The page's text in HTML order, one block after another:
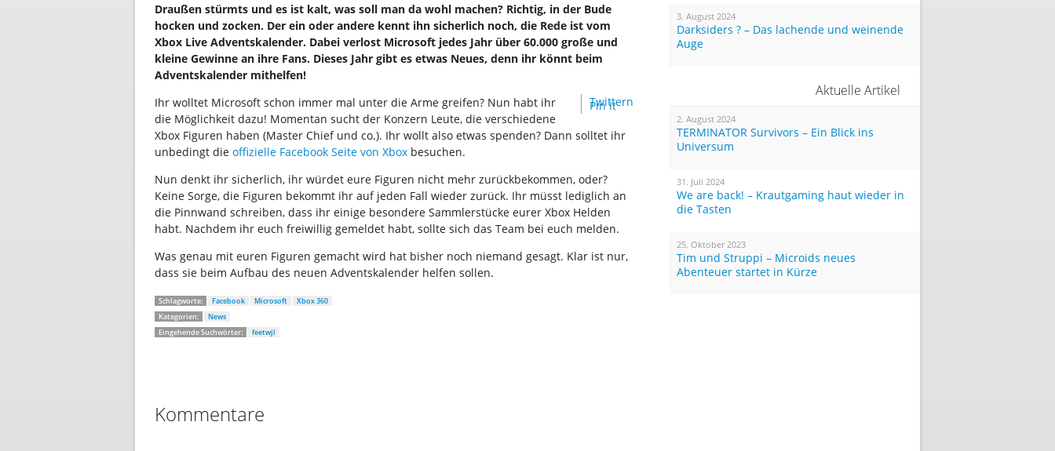
Draußen stürmts und es ist kalt, was soll man da wohl machen? Richtig, in der Bude
hocken und zocken. Der ein oder andere kennt ihn sicherlich noch, die Rede ist vom
Xbox Live Adventskalender. Dabei verlost Microsoft jedes Jahr über 60.000 große und
kleine Gewinne an ihre Fans. Dieses Jahr gibt es etwas Neues, denn ihr könnt beim
Adventskalender mithelfen!
Twittern
Pin It
Ihr wolltet Microsoft schon immer mal unter die Arme greifen? Nun habt ihr
die Möglichkeit dazu! Momentan sucht der Konzern Leute, die verschiedene
Xbox Figuren haben (Master Chief und co.). Ihr wollt also etwas spenden? Dann solltet ihr
unbedingt die offizielle Facebook Seite von Xbox besuchen.
Nun denkt ihr sicherlich, ihr würdet eure Figuren nicht mehr zurückbekommen, oder?
Keine Sorge, die Figuren bekommt ihr auf jeden Fall wieder zurück. Ihr müsst lediglich an
die Pinnwand schreiben, dass ihr einige besondere Sammlerstücke eurer Xbox Helden
habt. Nachdem ihr euch freiwillig gemeldet habt, sollte sich das Team bei euch melden.
Was genau mit euren Figuren gemacht wird hat bisher noch niemand gesagt. Klar ist nur,
dass sie beim Aufbau des neuen Adventskalender helfen sollen.
Schlagworte: Facebook Microsoft
Xbox 360
Kategorien:
News
Eingehende Suchwörter:
feetwjl
3. August 2024
Darksiders ? – Das lachende und weinende
Auge
Aktuelle Artikel
2. August 2024
TERMINATOR Survivors – Ein Blick ins
Universum
31. Juli 2024
We are back! – Krautgaming haut wieder in
die Tasten
25. Oktober 2023
Tim und Struppi – Microids neues
Abenteuer startet in Kürze
Kommentare